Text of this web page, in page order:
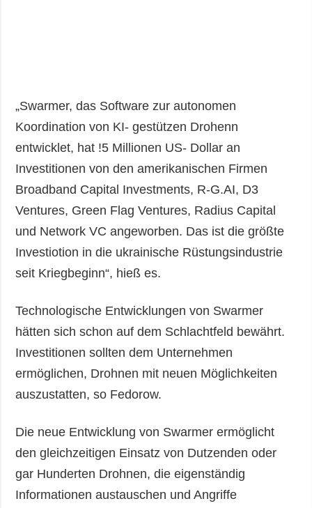
„Swarmer, das Software zur autonomen
Koordination von KI- gestützen Drohenn
entwicklet, hat !5 Millionen US- Dollar an
Investitionen von den amerikanischen Firmen
Broadband Capital Investments, R-G.AI, D3
Ventures, Green Flag Ventures, Radius Capital
und Network VC angeworben. Das ist die größte
Investiotion in die ukrainische Rüstungsindustrie
seit Kriegbeginn“, hieß es.
Technologische Entwicklungen von Swarmer
hätten sich schon auf dem Schlachtfeld bewährt.
Investitionen sollten dem Unternehmen
ermöglichen, Drohnen mit neuen Möglichkeiten
auszustatten, so Fedorow.
Die neue Entwicklung von Swarmer ermöglicht
den gleichzeitigen Einsatz von Dutzenden oder
gar Hunderten Drohnen, die eigenständig
Informationen austauschen und Angriffe